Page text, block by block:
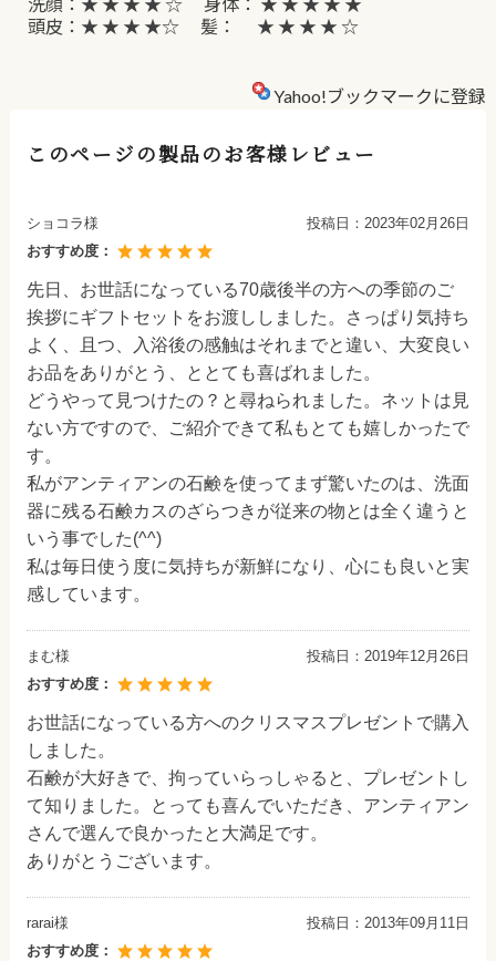
頭皮：★ ★ ★ ★☆ 髪： ★ ★ ★ ★ ☆
Yahoo!ブックマークに登録
このページの製品のお客様レビュー
ショコラ様 投稿日： 2023年02月26日
おすすめ度：
先日、お世話になっている70歳後半の方への季節のご
挨拶にギフトセットをお渡ししました。さっぱり気持ち
よく、且つ、入浴後の感触はそれまでと違い、大変良い
お品をありがとう、ととても喜ばれました。
どうやって見つけたの？と尋ねられました。ネットは見
ない方ですので、ご紹介できて私もとても嬉しかったで
す。
私がアンティアンの石鹸を使ってまず驚いたのは、洗面
器に残る石鹸カスのざらつきが従来の物とは全く違うと
いう事でした(^^)
私は毎日使う度に気持ちが新鮮になり、心にも良いと実
感しています。
まむ様 投稿日： 2019年12月26日
おすすめ度：
お世話になっている方へのクリスマスプレゼントで購入
しました。
石鹸が大好きで、拘っていらっしゃると、プレゼントし
て知りました。とっても喜んでいただき、アンティアン
さんで選んで良かったと大満足です。
ありがとうございます。
rarai様 投稿日： 2013年09月11日
おすすめ度：